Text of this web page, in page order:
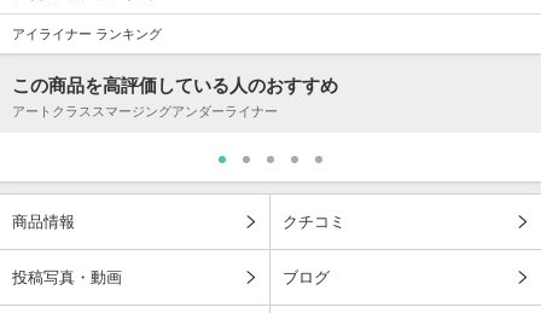
アイライナー ランキング
この商品を高評価している人のおすすめ
アートクラススマージングアンダーライナー
商品情報 クチコミ
投稿写真・動画 ブログ